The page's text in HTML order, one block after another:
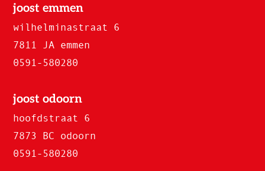
joost emmen
wilhelminastraat 6
7811 JA emmen
0591-580280
joost odoorn
hoofdstraat 6
7873 BC odoorn
0591-580280